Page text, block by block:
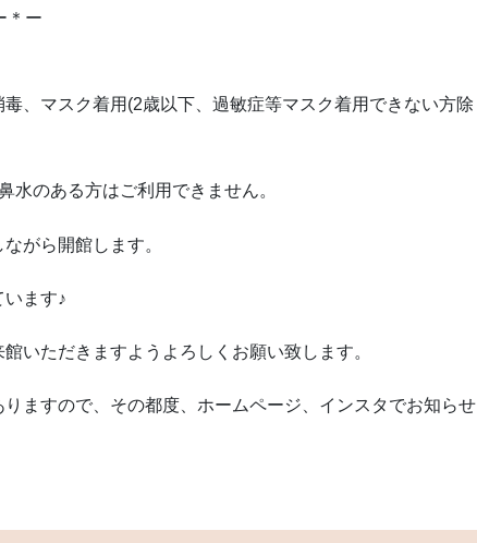
＊ー
、マスク着用(2歳以下、過敏症等マスク着用できない方除
水のある方はご利用できません。
がら開館します。
ます♪
いただきますようよろしくお願い致します。
ますので、その都度、ホームページ、インスタでお知らせ